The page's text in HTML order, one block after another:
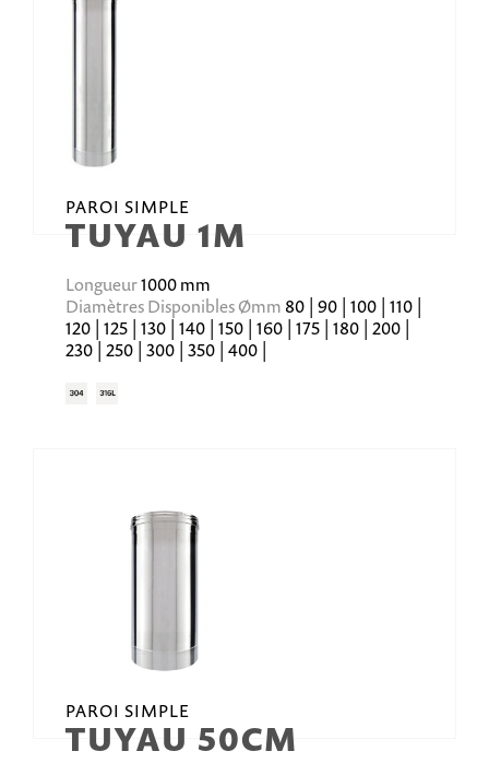
PAROI SIMPLE
TUYAU 1M
Longueur1000 mm
Diamètres Disponibles Ømm 80 | 90 | 100 | 110 |
120 | 125 | 130 | 140 | 150 | 160 | 175 | 180 | 200 |
230 | 250 | 300 | 350 | 400 |
PAROI SIMPLE
TUYAU 50CM